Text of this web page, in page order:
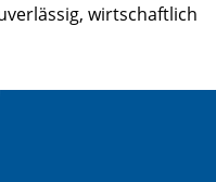
wirtschaftlich